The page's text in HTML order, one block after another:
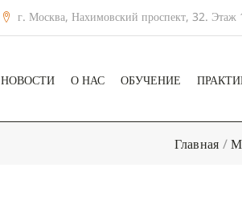
г. Москва, Нахимовский проспект, 32. Этаж
НОВОСТИ О НАС ОБУЧЕНИЕ
Главная /